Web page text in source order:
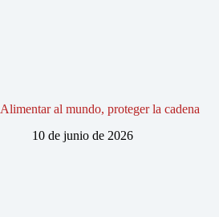
Alimentar al mundo, proteger la cadena
10 de junio de 2026